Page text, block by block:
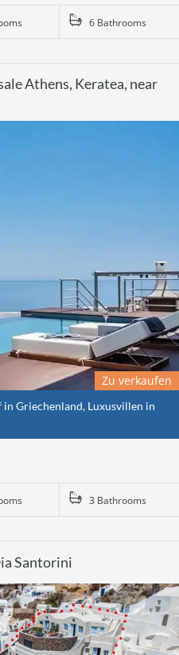
6 Bathrooms
Athens, Keratea, near
Zu verkaufen
Griechenland, Luxusvillen in
3 Bathrooms
Santorini